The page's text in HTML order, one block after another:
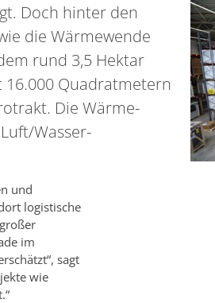
Doch hinter den
die Wärmewende
rund 3,5 Hektar
Quadratmetern
Die Wärme-
Wasser-
und
logistische
im
sagt
wie